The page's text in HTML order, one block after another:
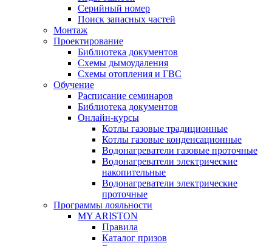
Серийный номер
Поиск запасных частей
Монтаж
Проектирование
Библиотека документов
Схемы дымоудаления
Схемы отопления и ГВС
Обучение
Расписание семинаров
Библиотека документов
Онлайн-курсы
Котлы газовые традиционные
Котлы газовые конденсационные
Водонагреватели газовые проточные
Водонагреватели электрические
накопительные
Водонагреватели электрические
проточные
Программы лояльности
MY ARISTON
Правила
Каталог призов